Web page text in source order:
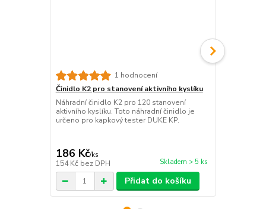
1 hodnocení
Činidlo K2 pro stanovení aktivního kyslíku
Náhradní činidlo K2 pro 120 stanovení
aktivního kyslíku. Toto náhradní činidlo je
určeno pro kapkový tester DUKE KP.
186 Kč/ks
154 Kč bez DPH Skladem > 5 ks
Přidat do košíku